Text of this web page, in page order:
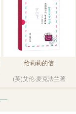
给莉莉的信
(英)艾伦·麦克法兰著